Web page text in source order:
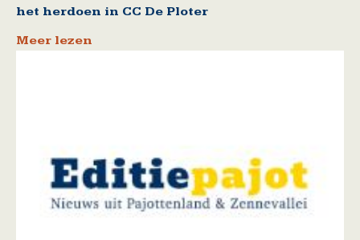
het herdoen in CC De Ploter
Meer lezen